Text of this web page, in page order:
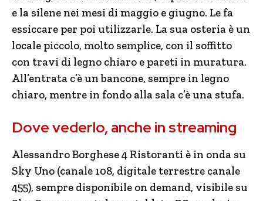
e la silene nei mesi di maggio e giugno. Le fa
essiccare per poi utilizzarle. La sua osteria è un
locale piccolo, molto semplice, con il soffitto
con travi di legno chiaro e pareti in muratura.
All’entrata c’è un bancone, sempre in legno
chiaro, mentre in fondo alla sala c’è una stufa.
Dove vederlo, anche in streaming
Alessandro Borghese 4 Ristoranti è in onda su
Sky Uno (canale 108, digitale terrestre canale
455), sempre disponibile on demand, visibile su